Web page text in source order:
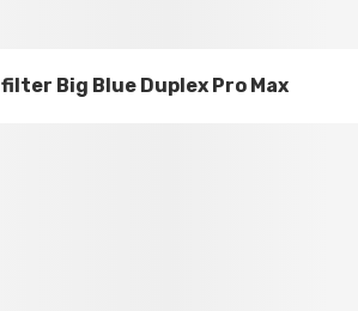
Big Blue Duplex Pro Max